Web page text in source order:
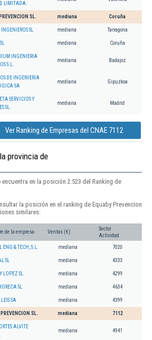
LIMITADA.
SL. mediana Coruña
SL mediana Tarragona
mediana Coruña
INGENIERIA
S.L.
mediana Badajoz
DE INGENIERIA
SA
mediana Gipuzkoa
SERVICIOS Y
SL.
mediana Madrid
Ver Ranking de Empresas del CNAE 7112
provincia de
en la posición 2.523 del Ranking de
la posición en el ranking de Equaby Prevencion
similares:
de la empresa Ventas (€)
Sector
Actividad
ENG & TECH, S.L. mediana 7020
SL mediana 4333
LOPEZ SL mediana 4299
SL mediana 4634
SA mediana 4399
PREVENCION SL. mediana 7112
ALVITE
mediana 4941